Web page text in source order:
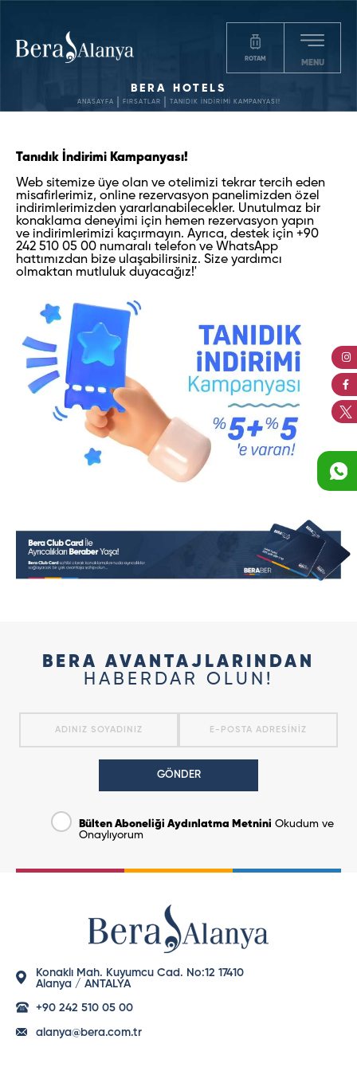
ROTAM MENU
BERA HOTELS
ANASAYFA FIRSATLAR TANIDIK İNDİRİMİ KAMPANYASI!
Tanıdık İndirimi Kampanyası!
Web sitemize üye olan ve otelimizi tekrar tercih eden
misafirlerimiz, online rezervasyon panelimizden özel
indirimlerimizden yararlanabilecekler. Unutulmaz bir
konaklama deneyimi için hemen rezervasyon yapın
ve indirimlerimizi kaçırmayın. Ayrıca, destek için +90
242 510 05 00 numaralı telefon ve WhatsApp
hattımızdan bize ulaşabilirsiniz. Size yardımcı
olmaktan mutluluk duyacağız!'
BERA AVANTAJLARINDAN
HABERDAR OLUN!
GÖNDER
Bülten Aboneliği Aydınlatma Metnini Okudum ve
Onaylıyorum
Konaklı Mah. Kuyumcu Cad. No:12 17410
Alanya / ANTALYA
+90 242 510 05 00
alanya@bera.com.tr